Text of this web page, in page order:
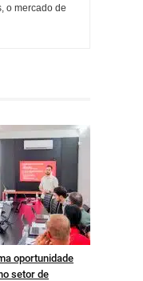
o mercado de
oportunidade
setor de